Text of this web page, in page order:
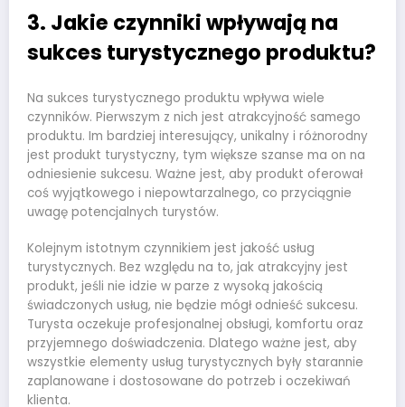
3. Jakie czynniki wpływają na
sukces turystycznego produktu?
Na sukces turystycznego produktu wpływa wiele
czynników. Pierwszym z nich jest atrakcyjność samego
produktu. Im bardziej interesujący, unikalny i różnorodny
jest produkt turystyczny, tym większe szanse ma on na
odniesienie sukcesu. Ważne jest, aby produkt oferował
coś wyjątkowego i niepowtarzalnego, co przyciągnie
uwagę potencjalnych turystów.
Kolejnym istotnym czynnikiem jest jakość usług
turystycznych. Bez względu na to, jak atrakcyjny jest
produkt, jeśli nie idzie w parze z wysoką jakością
świadczonych usług, nie będzie mógł odnieść sukcesu.
Turysta oczekuje profesjonalnej obsługi, komfortu oraz
przyjemnego doświadczenia. Dlatego ważne jest, aby
wszystkie elementy usług turystycznych były starannie
zaplanowane i dostosowane do potrzeb i oczekiwań
klienta.